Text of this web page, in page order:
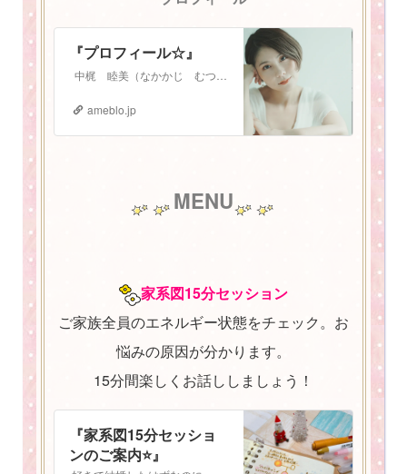
『プロフィール☆』
ameblo.jp
MENU
家系図15分セッション
ご家族全員のエネルギー状態をチェック。お
悩みの原因が分かります。
15分間楽しくお話ししましょう！
『家系図15分セッショ
ンのご案内⭐️』